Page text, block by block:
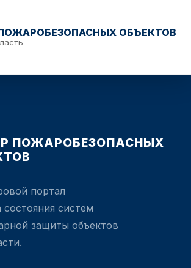
ОБЪЕКТОВ
ПОЖАРОБЕЗОПАСНЫХ
портал
систем
защиты объектов